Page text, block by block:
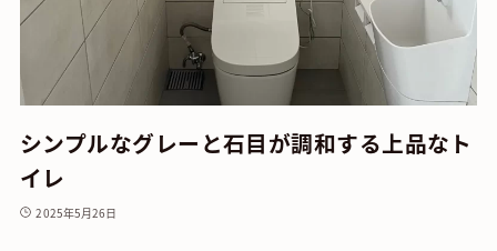
シンプルなグレーと石目が調和する上品なト
イレ
2025年5月26日